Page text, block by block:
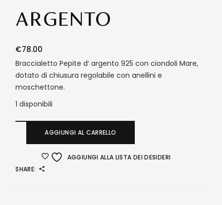
ARGENTO
€78.00
Braccialetto Pepite d’ argento 925 con ciondoli Mare,
dotato di chiusura regolabile con anellini e
moschettone.
1 disponibili
AGGIUNGI AL CARRELLO
AGGIUNGI ALLA LISTA DEI DESIDERI
SHARE: